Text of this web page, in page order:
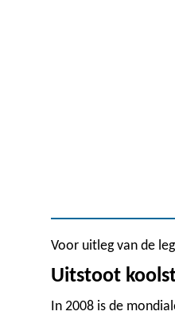
Voor uitleg van de
Uitstoot
In 2008 is de